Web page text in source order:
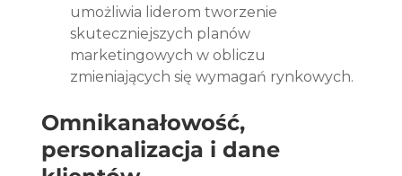
umożliwia liderom tworzenie
skuteczniejszych planów
marketingowych w obliczu
zmieniających się wymagań rynkowych.
Omnikanałowość,
personalizacja i dane